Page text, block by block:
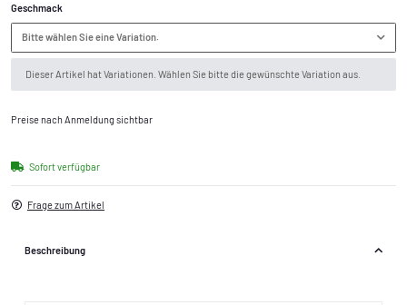
Geschmack
Bitte wählen Sie eine Variation.
xDieser Artikel hat Variationen. Wählen Sie bitte die gewünschte Variation aus.
Preise nach Anmeldung sichtbar
Sofort verfügbar
Frage zum Artikel
Beschreibung